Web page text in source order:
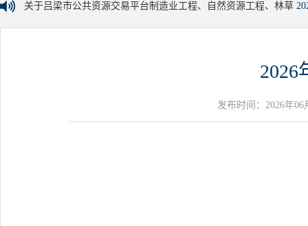
关于吕梁市公共资源交易平台制造业工程、自然资源工程、林草
2026
发布时间：2026年06